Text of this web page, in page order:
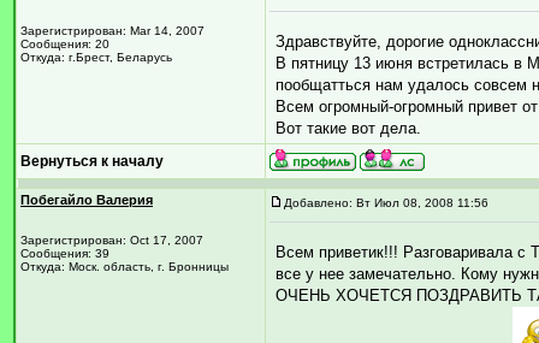
Зарегистрирован: Mar 14, 2007
Сообщения: 20
Откуда: г.Брест, Беларусь
Здравствуйте, дорогие
В пятницу 13 июня встретилась
пообщатться нам удалось совсем
Всем огромный-огромный привет
Вот такие вот дела.
Вернуться к началу
Побегайло Валерия
Зарегистрирован: Oct 17, 2007
Сообщения: 39
Откуда: Моск. область, г. Бронницы
Добавлено: Вт Июл 08, 2008 11:56
Всем приветик!!!
все у нее замечательно. Кому
ОЧЕНЬ ХОЧЕТСЯ ПОЗДРАВИТЬ